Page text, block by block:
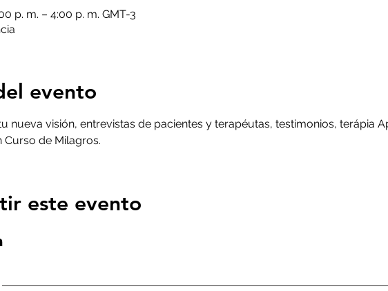
p. m. – 4:00 p. m. GMT-3
evento
nueva visión, entrevistas de pacientes y terapéutas, testimonios, terápia
Curso de Milagros.
este evento